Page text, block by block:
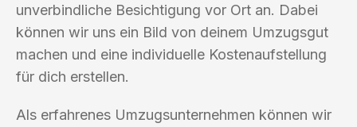
unverbindliche Besichtigung vor Ort an. Dabei
können wir uns ein Bild von deinem Umzugsgut
machen und eine individuelle Kostenaufstellung
für dich erstellen.
Als erfahrenes Umzugsunternehmen können wir